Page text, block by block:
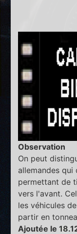
Observation
On peut
allemandes
permettant de
vers l'avant.
les véhicules
partir en
Ajoutée le